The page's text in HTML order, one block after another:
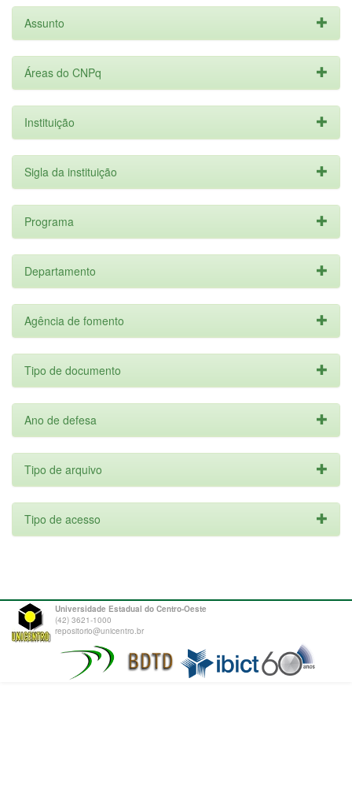
Assunto
Áreas do CNPq
Instituição
Sigla da instituição
Programa
Departamento
Agência de fomento
Tipo de documento
Ano de defesa
Tipo de arquivo
Tipo de acesso
Universidade Estadual do Centro-Oeste
(42) 3621-1000
repositorio@unicentro.br